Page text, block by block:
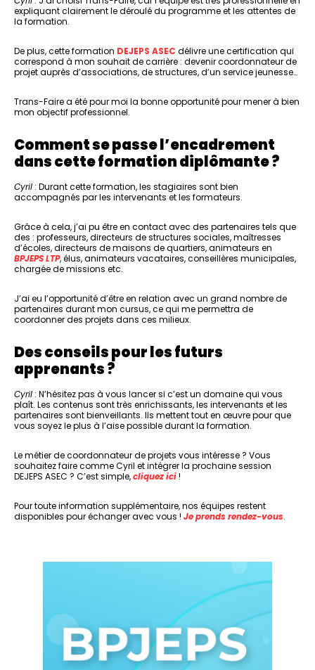
expliquant clairement le déroulé du programme et les attentes de
la formation.
De plus, cette formation DEJEPS ASEC délivre une certification qui
correspond à mon souhait de carrière : devenir coordonnateur de
projet auprès d’associations, de structures, d’un service jeunesse…
Trans-Faire a été pour moi la bonne opportunité pour mener à bien
mon objectif professionnel.
Comment se passe l’encadrement
dans cette formation diplômante ?
Cyril : Durant cette formation, les stagiaires sont bien
accompagnés par les intervenants et les formateurs.
Grâce à cela, j’ai pu être en contact avec des partenaires tels que
des : professeurs, directeurs de structures sociales, maîtresses
d’écoles, directeurs de maisons de quartiers, animateurs en
BPJEPS LTP, élus, animateurs vacataires, conseillères municipales,
chargée de missions etc.
J’ai eu l’opportunité d’être en relation avec un grand nombre de
partenaires durant mon cursus, ce qui me permettra de
coordonner des projets dans ces milieux.
Des conseils pour les futurs
apprenants ?
Cyril : N’hésitez pas à vous lancer si c’est un domaine qui vous
plaît. Les contenus sont très enrichissants, les intervenants et les
partenaires sont bienveillants. Ils mettent tout en œuvre pour que
vous soyez le plus à l’aise possible durant la formation.
Le métier de coordonnateur de projets vous intéresse ? Vous
souhaitez faire comme Cyril et intégrer la prochaine session
DEJEPS ASEC ? C’est simple,cliquez ici!
Pour toute information supplémentaire, nos équipes restent
disponibles pour échanger avec vous ! Je prends rendez-vous.